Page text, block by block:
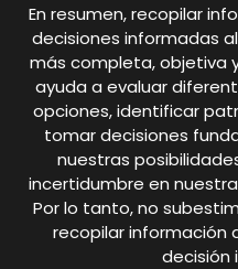
En resumen, recopilar
decisiones informadas
más completa, objetiva
ayuda a evaluar
opciones, identificar
tomar decisiones
nuestras
incertidumbre en
Por lo tanto, no
recopilar información
decisión